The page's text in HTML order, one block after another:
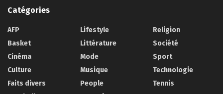
Catégories
AFP
Basket
Cinéma
Culture
Faits divers
Lifestyle
Littérature
Mode
Musique
People
Religion
Société
Sport
Technologie
Tennis